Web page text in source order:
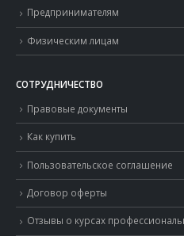
Предпринимателям
Физическим лицам
СОТРУДНИЧЕСТВО
Правовые документы
Как купить
Пользовательское соглашение
Договор оферты
Отзывы о курсах